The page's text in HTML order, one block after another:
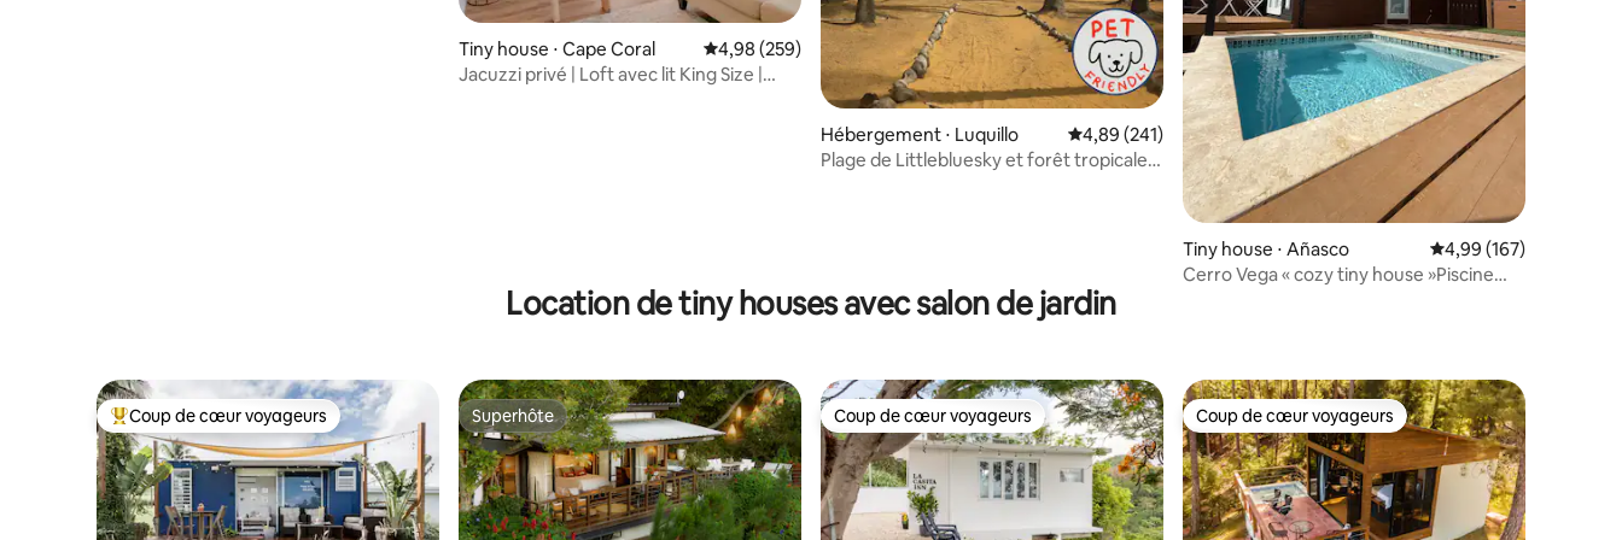
Tiny house ⋅ Cape Coral Évaluation moyenne sur la base de 259 commentaires : 4,98 sur 5
4,98 (259)
Jacuzzi privé | Loft avec lit King Size |
Hébergement ⋅ Luquillo Évaluation moyenne sur la base de 241 commentaires : 4,89 sur 5
4,89 (241)
Plage de Littlebluesky et forêt tropicale
Tiny house ⋅ Añasco Évaluation moyenne
4,99 (167)
Cerro Vega « cozy tiny house »Piscine
Location de tiny houses avec salon de jardin
Coups de cœur voyageurs les plus appréciés
Coup de cœur voyageurs Superhôte
Superhôte Coup de cœur voyageurs
Coup de cœur voyageurs Coup de cœur voyageurs
Coup de cœur voyageurs